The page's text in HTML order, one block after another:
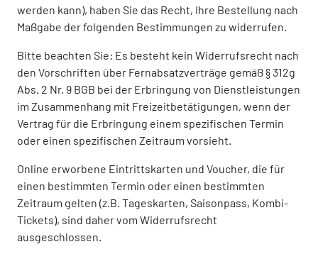
werden kann), haben Sie das Recht, Ihre Bestellung nach
Maßgabe der folgenden Bestimmungen zu widerrufen.
Bitte beachten Sie: Es besteht kein Widerrufsrecht nach
den Vorschriften über Fernabsatzverträge gemäß § 312g
Abs. 2 Nr. 9 BGB bei der Erbringung von Dienstleistungen
im Zusammenhang mit Freizeitbetätigungen, wenn der
Vertrag für die Erbringung einem spezifischen Termin
oder einen spezifischen Zeitraum vorsieht.
Online erworbene Eintrittskarten und Voucher, die für
einen bestimmten Termin oder einen bestimmten
Zeitraum gelten (z.B. Tageskarten, Saisonpass, Kombi-
Tickets), sind daher vom Widerrufsrecht
ausgeschlossen.